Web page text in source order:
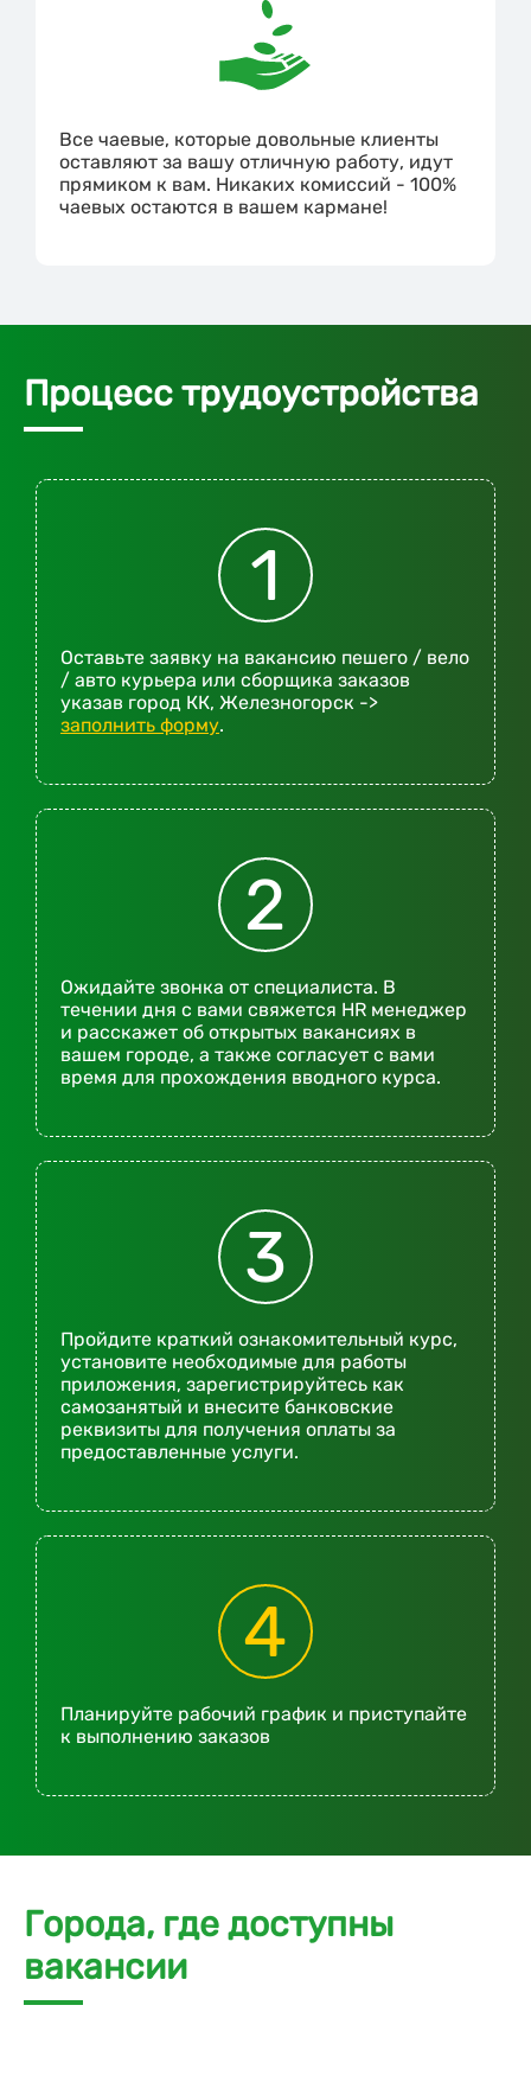
Все чаевые, которые довольные клиенты
оставляют за вашу отличную работу, идут
прямиком к вам. Никаких комиссий - 100%
чаевых остаются в вашем кармане!
Процесс трудоустройства
1
Оставьте заявку на вакансию пешего / вело
/ авто курьера или сборщика заказов
указав город КК, Железногорск ->
заполнить форму.
2
Ожидайте звонка от специалиста. В
течении дня с вами свяжется HR менеджер
и расскажет об открытых вакансиях в
вашем городе, а также согласует с вами
время для прохождения вводного курса.
3
Пройдите краткий ознакомительный курс,
установите необходимые для работы
приложения, зарегистрируйтесь как
самозанятый и внесите банковские
реквизиты для получения оплаты за
предоставленные услуги.
4
Планируйте рабочий график и приступайте
к выполнению заказов
Города, где доступны
вакансии